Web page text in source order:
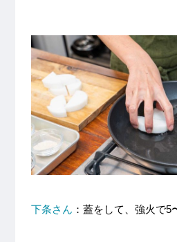
下条さん ：蓋をして、強火で5